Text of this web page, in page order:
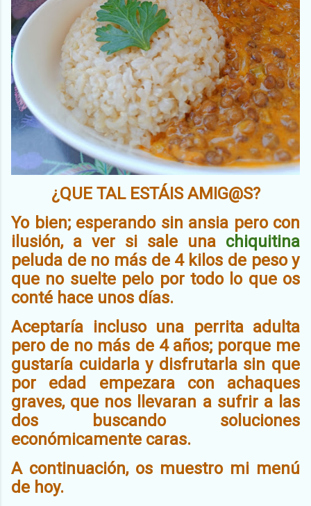
¿QUE TAL ESTÁIS AMIG@S?
Yo bien; esperando sin ansia pero con
ilusión, a ver si sale una chiquitina
peluda de no más de 4 kilos de peso y
que no suelte pelo por todo lo que os
conté hace unos días.
Aceptaría incluso una perrita adulta
pero de no más de 4 años; porque me
gustaría cuidarla y disfrutarla sin que
por edad empezara con achaques
graves, que nos llevaran a sufrir a las
dos buscando soluciones
económicamente caras.
A continuación, os muestro mi menú
de hoy.